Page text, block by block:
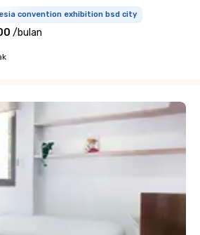
convention exhibition bsd city
/bulan